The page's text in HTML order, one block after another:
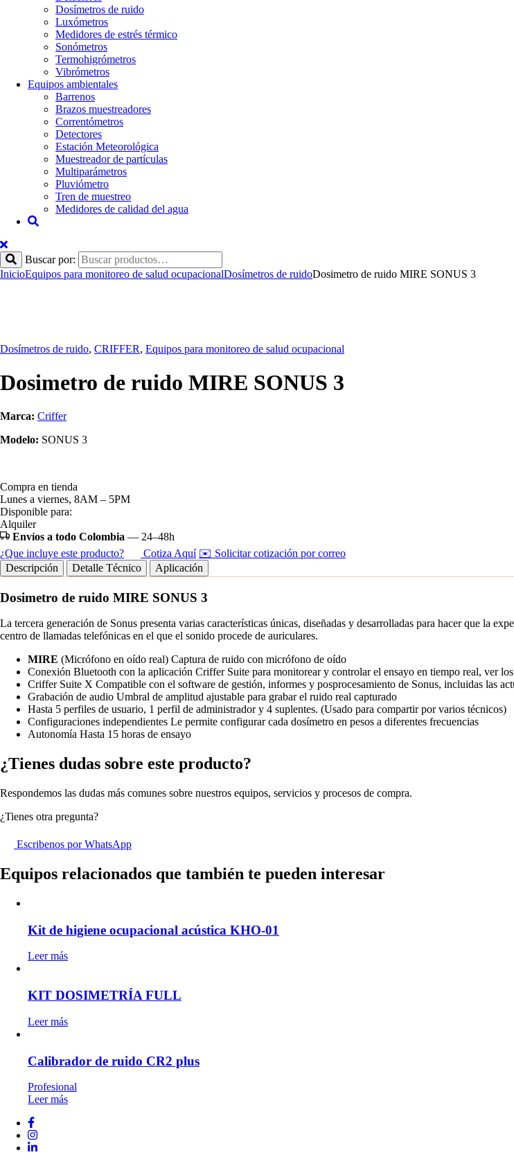
Dosímetros de ruido
Luxómetros
Medidores de estrés térmico
Sonómetros
Termohigrómetros
Vibrómetros
Equipos ambientales
Barrenos
Brazos muestreadores
Correntómetros
Detectores
Estación Meteorológica
Muestreador de partículas
Multiparámetros
Pluviómetro
Tren de muestreo
Medidores de calidad del agua
Buscar por:
InicioEquipos para monitoreo de salud ocupacionalDosímetros de ruidoDosimetro de ruido MIRE SONUS 3
Dosímetros de ruido, CRIFFER, Equipos para monitoreo de salud ocupacional
Dosimetro de ruido MIRE SONUS 3
Marca: Criffer
Modelo: SONUS 3
Compra en tienda
Lunes a viernes, 8AM – 5PM
Disponible para:
Alquiler
Envíos a todo Colombia — 24–48h
¿Que incluye este producto?
Cotiza Aquí ✉️ Solicitar cotización por correo
Descripción
Detalle Técnico Aplicación
Dosimetro de ruido MIRE SONUS 3
La tercera generación de Sonus presenta varias características únicas, diseñadas y desarrolladas para hacer que la
centro de llamadas telefónicas en el que el sonido procede de auriculares.
MIRE (Micrófono en oído real) Captura de ruido con micrófono de oído
Conexión Bluetooth con la aplicación Criffer Suite para monitorear y controlar el ensayo en tiempo real, ver
Criffer Suite X Compatible con el software de gestión, informes y posprocesamiento de Sonus, incluidas las
Grabación de audio Umbral de amplitud ajustable para grabar el ruido real capturado
Hasta 5 perfiles de usuario, 1 perfil de administrador y 4 suplentes. (Usado para compartir por varios técnicos)
Configuraciones independientes Le permite configurar cada dosímetro en pesos a diferentes frecuencias
Autonomía Hasta 15 horas de ensayo
¿Tienes dudas sobre este producto?
Respondemos las dudas más comunes sobre nuestros equipos, servicios y procesos de compra.
¿Tienes otra pregunta?
Escribenos por WhatsApp
Equipos relacionados que también te pueden interesar
Kit de higiene ocupacional acústica KHO-01
Leer más
KIT DOSIMETRÍA FULL
Leer más
Calibrador de ruido CR2 plus
Profesional
Leer más